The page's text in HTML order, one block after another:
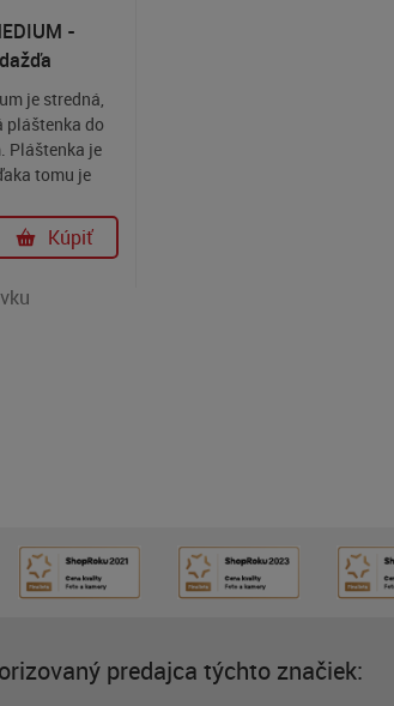
-
je stredná,
pláštenka do
Pláštenka je
tomu je
pred
Kúpiť
predajca týchto značiek: